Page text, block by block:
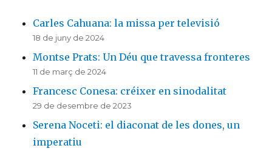
Carles Cahuana: la missa per televisió
18 de juny de 2024
Montse Prats: Un Déu que travessa fronteres
11 de març de 2024
Francesc Conesa: créixer en sinodalitat
29 de desembre de 2023
Serena Noceti: el diaconat de les dones, un
imperatiu